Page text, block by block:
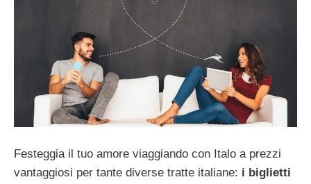
Festeggia il tuo amore viaggiando con Italo a prezzi
vantaggiosi per tante diverse tratte italiane: i biglietti